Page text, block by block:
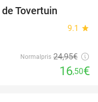
Tovertuin
9.1 star
Normalpris 24,95€
16,50€